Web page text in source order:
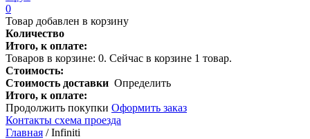
0
Товар добавлен в корзину
Количество
Итого, к оплате:
Товаров в корзине: 0. Сейчас в корзине 1 товар.
Стоимость:
Стоимость доставки Определить
Итого, к оплате:
Продолжить покупки Оформить заказ
Контакты схема проезда
Главная / Infiniti